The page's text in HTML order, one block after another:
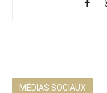
MÉDIAS SOCIAUX